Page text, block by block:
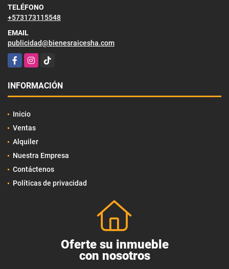
TELÉFONO
+573173115548
EMAIL
publicidad@bienesraicesha.com
FacebookInstagram
TikTok
INFORMACIÓN
Inicio
Ventas
Alquiler
Nuestra Empresa
Contáctenos
Políticas de privacidad
Oferte su inmueble
con nosotros